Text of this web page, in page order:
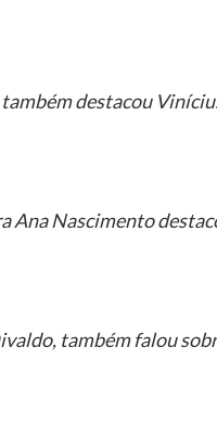
destacou
Ana Nascimento
também falou